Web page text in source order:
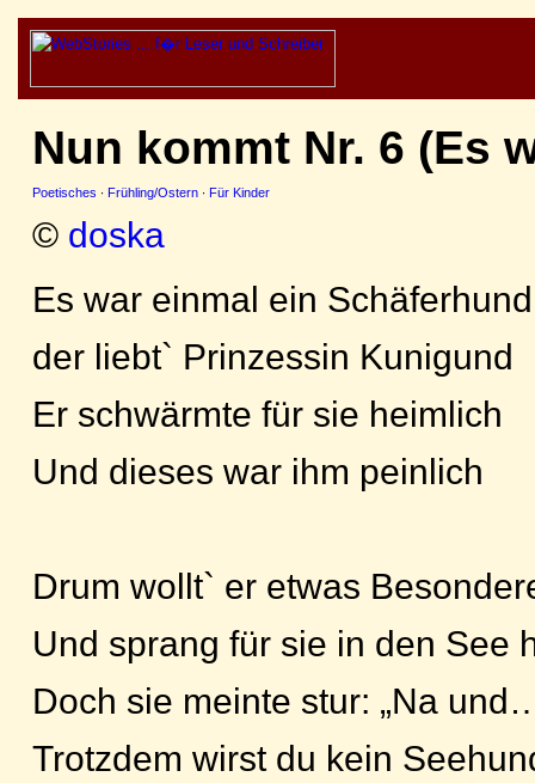
Nun kommt Nr. 6 (Es
Poetisches · Frühling/Ostern · Für Kinder
© doska
Es war einmal ein
der liebt` Prinzessin Kunigund
Er schwärmte für sie heimlich
Und dieses war ihm peinlich
Drum wollt` er etwas
Und sprang für sie in den See
Doch sie meinte stur: „Na
Trotzdem wirst du kein